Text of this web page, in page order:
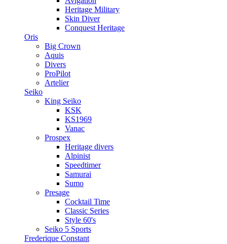
Heritage Military
Skin Diver
Conquest Heritage
Oris
Big Crown
Aquis
Divers
ProPilot
Artelier
Seiko
King Seiko
KSK
KS1969
Vanac
Prospex
Heritage divers
Alpinist
Speedtimer
Samurai
Sumo
Presage
Cocktail Time
Classic Series
Style 60's
Seiko 5 Sports
Frederique Constant